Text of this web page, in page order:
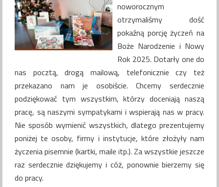
noworocznym
otrzymaliśmy dość
pokaźną porcję życzeń na
Boże Narodzenie i Nowy
Rok 2025. Dotarły one do
nas pocztą, drogą mailową, telefonicznie czy też
przekazano nam je osobiście. Chcemy serdecznie
podziękować tym wszystkim, którzy doceniają naszą
pracę, są naszymi sympatykami i wspierają nas w pracy.
Nie sposób wymienić wszystkich, dlatego prezentujemy
poniżej te osoby, firmy i instytucje, które złożyły nam
życzenia pisemnie (kartki, maile itp.). Za wszystkie jeszcze
raz serdecznie dziękujemy i cóż, ponownie bierzemy się
do pracy.